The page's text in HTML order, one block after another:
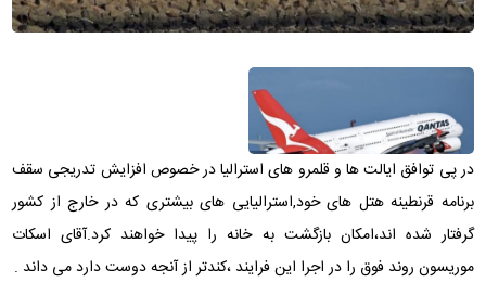
در پی توافق ایالت ها و قلمرو های استرالیا در خصوص افزایش تدریجی سقف
برنامه قرنطینه هتل های خود,استرالیایی های بیشتری که در خارج از کشور
گرفتار شده اند،امکان بازگشت به خانه را پیدا خواهند کرد.آقای اسکات
موریسون روند فوق را در اجرا این فرایند ،کندتر از آنجه دوست دارد می داند .